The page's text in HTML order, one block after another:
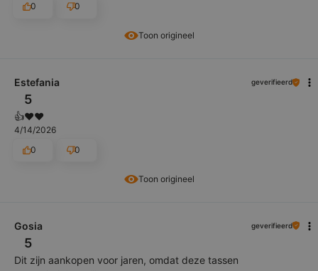
Toon origineel
0
0
Toon origineel
Estefania geverifieerd
5
👍️❤️❤️
4/14/2026
0
0
Gosia geverifieerd
5
Dit zijn aankopen voor jaren, omdat deze tassen